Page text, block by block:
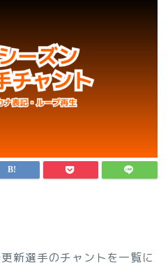
新選手のチャントを一覧に